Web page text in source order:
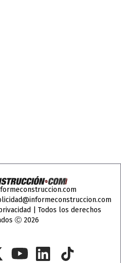
| Todos los derechos
Ⓒ 2026